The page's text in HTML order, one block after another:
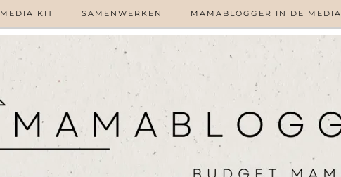
MEDIA KIT SAMENWERKEN MAMABLOGGER IN DE MEDIA